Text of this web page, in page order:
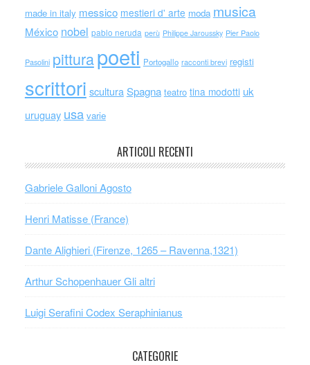
made in italy messico mestieri d' arte moda musica
México nobel pablo neruda perù Philippe Jaroussky Pier Paolo
Pasolini pitturapoeti Portogallo racconti brevi registi
scrittori scultura Spagna teatro tina modotti uk
uruguay usa varie
ARTICOLI RECENTI
Gabriele Galloni Agosto
Henri Matisse (France)
Dante Alighieri (Firenze, 1265 – Ravenna,1321)
Arthur Schopenhauer Gli altri
Luigi Serafini Codex Seraphinianus
CATEGORIE